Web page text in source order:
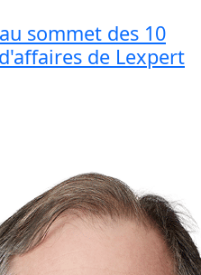
sommet des 10
de Lexpert